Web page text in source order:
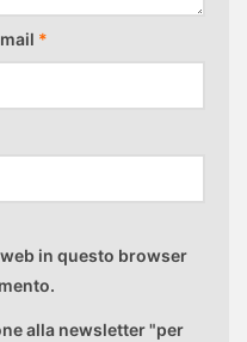
*
in questo browser
alla newsletter "per